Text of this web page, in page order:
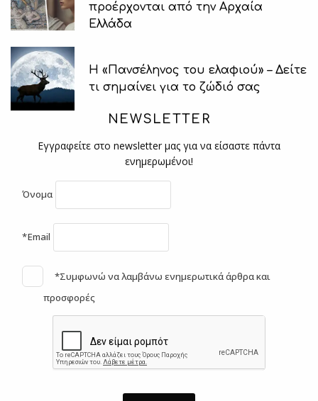
προέρχονται από την Αρχαία
Ελλάδα
Η «Πανσέληνος του ελαφιού» – Δείτε
τι σημαίνει για το ζώδιό σας
NEWSLETTER
Εγγραφείτε στο newsletter μας για να είσαστε πάντα
ενημερωμένοι!
Όνομα
*Email
*Συμφωνώ να λαμβάνω ενημερωτικά άρθρα και
προσφορές